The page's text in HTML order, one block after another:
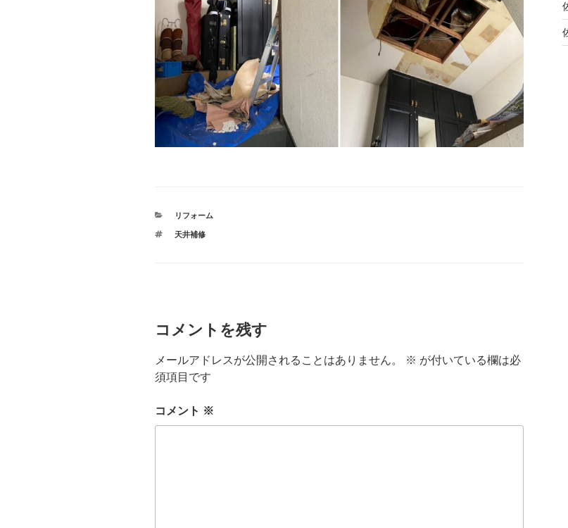
カ
ゴ
リフォーム
タ
天井補修
コメントを残す
メールアドレスが公開されることはありません。 ※ が付いている欄は必
須項目です
コメント ※